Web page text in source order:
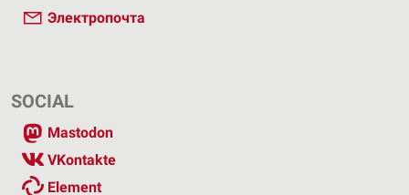
Электропочта
SOCIAL
Mastodon
VKontakte
Element